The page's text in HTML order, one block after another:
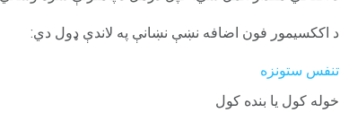
د اککسیمور فون اضافه نښې نښانې په لاندې ډول دي:
تنفس ستونزه
خوله کول یا بنده کول